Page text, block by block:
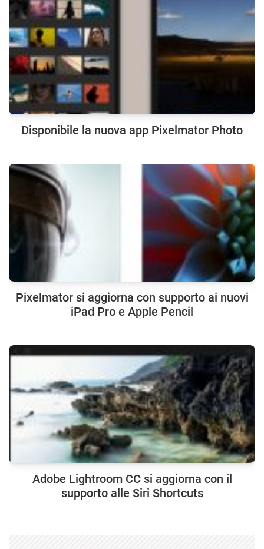
Disponibile la nuova app Pixelmator Photo
Pixelmator si aggiorna con supporto ai nuovi
iPad Pro e Apple Pencil
Adobe Lightroom CC si aggiorna con il
supporto alle Siri Shortcuts